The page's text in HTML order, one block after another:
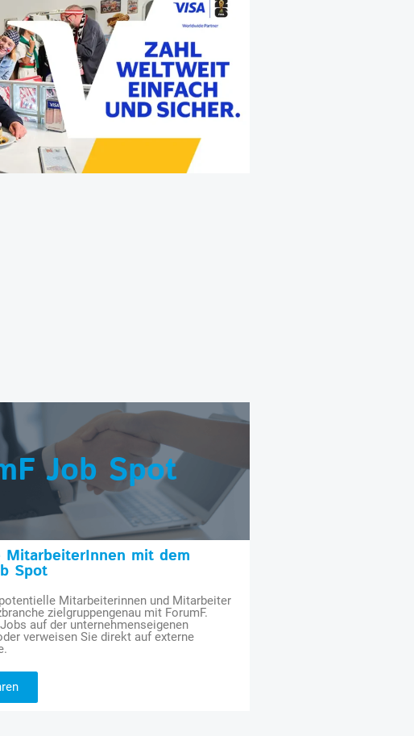
Job Spot
MitarbeiterInnen mit dem
Spot
Mitarbeiterinnen und Mitarbeiter
zielgruppengenau mit ForumF.
auf der unternehmenseigenen
verweisen Sie direkt auf externe